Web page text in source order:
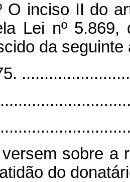
O inciso II do
Lei nº
da seguinte
sobre a
do